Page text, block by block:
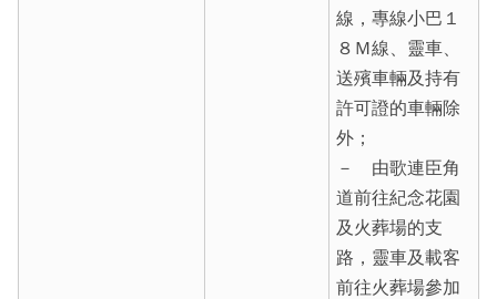
線，專線小巴１
８Ｍ線、靈車、
送殯車輛及持有
許可證的車輛除
外；
－ 由歌連臣角
道前往紀念花園
及火葬場的支
路，靈車及載客
前往火葬場參加